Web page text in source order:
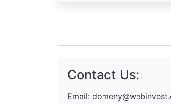
Contact Us:
Email: